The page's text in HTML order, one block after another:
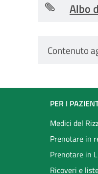
Albo
Contenuto
PER I
Medici del
Prenotare in
Prenotare in
Ricoveri e